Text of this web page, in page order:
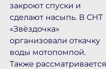
закроют спуски и
сделают насыпь. В СНТ
«Звёздочка»
организовали откачку
воды мотопомпой.
Также рассматривается